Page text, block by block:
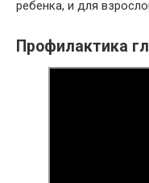
ребенка, и для
Профилактика